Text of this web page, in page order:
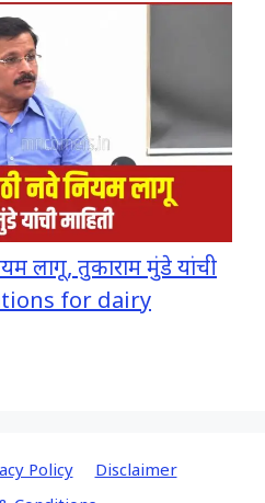
लागू, तुकाराम मुंडे यांची
for dairy
Policy
Disclaimer